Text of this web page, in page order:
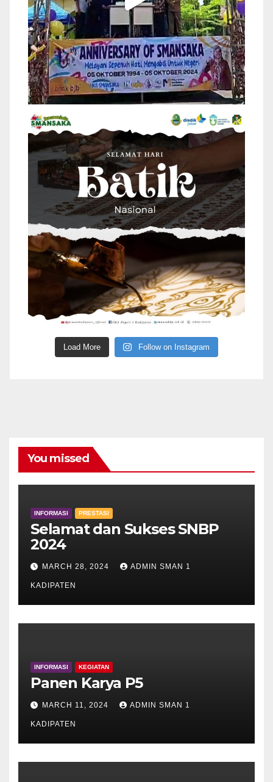
Load More Follow on Instagram
You missed
INFORMASI PRESTASI
Selamat dan Sukses SNBP
2024
MARCH 28, 2024 ADMIN SMAN 1
KADIPATEN
INFORMASI KEGIATAN
Panen Karya P5
MARCH 11, 2024 ADMIN SMAN 1
KADIPATEN